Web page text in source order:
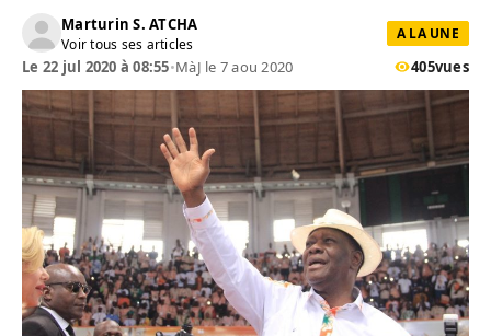
Marturin S. ATCHA
Voir tous ses articles
A LA UNE
Le 22 jul 2020 à 08:55•MàJ le 7 aou 2020 405vues